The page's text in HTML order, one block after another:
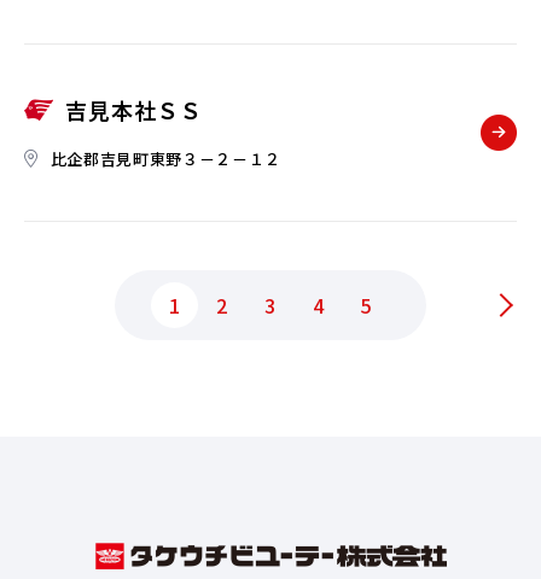
吉見本社ＳＳ
比企郡吉見町東野３－２－１２
1 2 3 4 5